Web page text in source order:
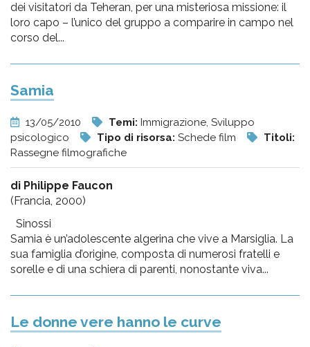
dei visitatori da Teheran, per una misteriosa missione: il
loro capo – l’unico del gruppo a comparire in campo nel
corso del...
Samia
13/05/2010 Temi: Immigrazione, Sviluppo
psicologico
Tipo di risorsa: Schede film
Titoli:
Rassegne filmografiche
di Philippe Faucon
(Francia, 2000)
Sinossi
Samia è un’adolescente algerina che vive a Marsiglia. La
sua famiglia d’origine, composta di numerosi fratelli e
sorelle e di una schiera di parenti, nonostante viva...
Le donne vere hanno le curve